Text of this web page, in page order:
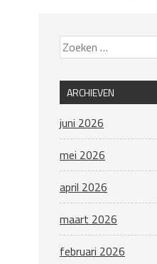
ARCHIEVEN
juni 2026
mei 2026
april 2026
maart 2026
februari 2026